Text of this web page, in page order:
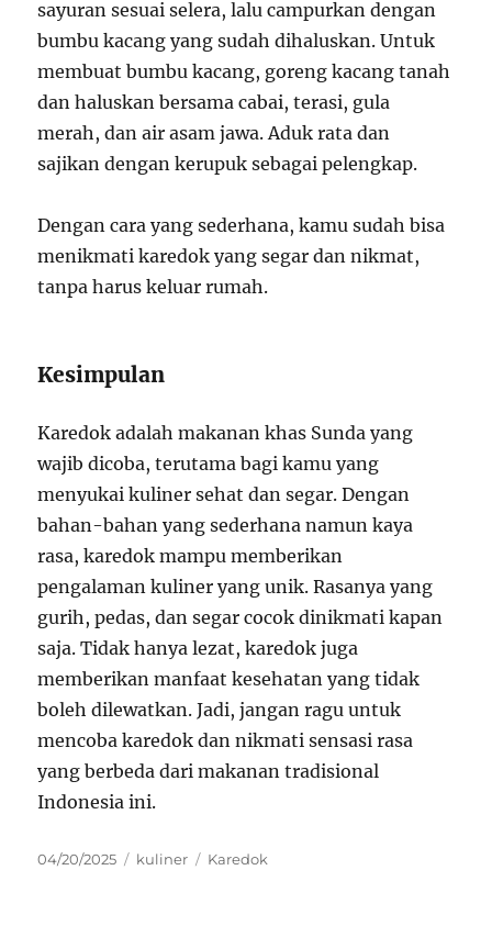
sayuran sesuai selera, lalu campurkan dengan
bumbu kacang yang sudah dihaluskan. Untuk
membuat bumbu kacang, goreng kacang tanah
dan haluskan bersama cabai, terasi, gula
merah, dan air asam jawa. Aduk rata dan
sajikan dengan kerupuk sebagai pelengkap.
Dengan cara yang sederhana, kamu sudah bisa
menikmati karedok yang segar dan nikmat,
tanpa harus keluar rumah.
Kesimpulan
Karedok adalah makanan khas Sunda yang
wajib dicoba, terutama bagi kamu yang
menyukai kuliner sehat dan segar. Dengan
bahan-bahan yang sederhana namun kaya
rasa, karedok mampu memberikan
pengalaman kuliner yang unik. Rasanya yang
gurih, pedas, dan segar cocok dinikmati kapan
saja. Tidak hanya lezat, karedok juga
memberikan manfaat kesehatan yang tidak
boleh dilewatkan. Jadi, jangan ragu untuk
mencoba karedok dan nikmati sensasi rasa
yang berbeda dari makanan tradisional
Indonesia ini.
Posted
04/20/2025 Categories
kuliner Tags
Karedok